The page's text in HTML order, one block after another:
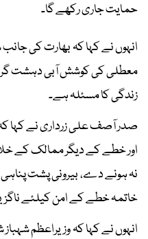
حمایت جاری رکھے گا۔
انہوں نے کہا کہ بھارت کی
معطلی کی کوشش آبی دہشت
زندگی کا مسئلہ ہے۔
صدر آصف علی زرداری نے کہا کہ
اور خطے کے دیگر ممالک کے
نہ ہونے دے، بیرونی پشت
خاتمہ خطے کے امن کیلئے
انہوں نے کہا کہ وزیراعظم